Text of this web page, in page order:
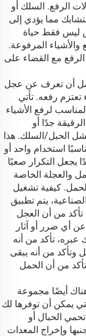
الرفع. السلك أو
مما يؤدي إلى
ليس فقط حياة
والأشياء المرفوعة.
مع القضاء على
أن تعرف عن عجل
رفعه. تأتي
لرفع الأشياء
جدًا أو
الحبل/السلك. هذا
استخدام واحد أو
يجعل التكرار صعبًا
والعجلة الخاصة
كيفية تشغيل
يتم تطبيق
تأكد من أن العجل
أي ضرر أو آثار
عبره، تأكد من أنه
من أنه يبقى
من أن الحمل
أيضًا مجموعة
يمكن أن توفرها لك
الحبال أو
وإخراج المعدات